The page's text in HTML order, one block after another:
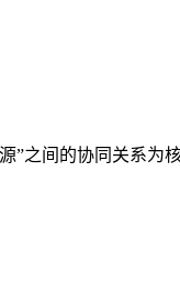
之间的协同关系为